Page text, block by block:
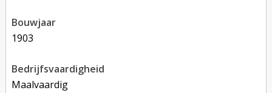
bouwjaar
1903
bedrijfsvaardigheid
Maalvaardig